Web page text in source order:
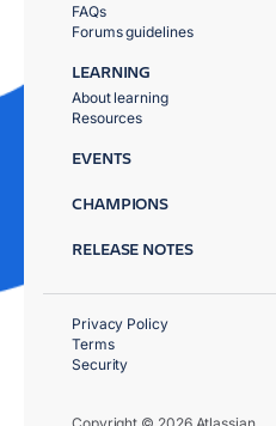
FAQs
Forums guidelines
LEARNING
About learning
Resources
EVENTS
CHAMPIONS
RELEASE NOTES
Privacy Policy
Terms
Security